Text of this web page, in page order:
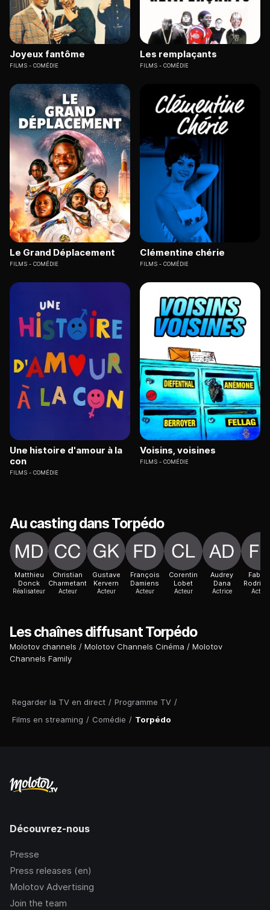
Regarder la TV en direct / Programme TV /
Films en streaming / Comédie / Torpédo
Joyeux fantôme
FILMS COMÉDIE
Les remplaçants
FILMS COMÉDIE
Le Grand Déplacement
FILMS COMÉDIE
Clémentine chérie
FILMS COMÉDIE
Une histoire d'amour à la
con
FILMS COMÉDIE
Voisins, voisines
FILMS COMÉDIE
Au casting dans Torpédo
Matthieu
Donck
Réalisateur
Christian
Charmetant
Acteur
Gustave
Kervern
Acteur
François
Damiens
Acteur
Corentin
Lobet
Acteur
Audrey
Dana
Actrice Acteur
Les chaînes diffusant Torpédo
Molotov channels Molotov Channels Cinéma
Molotov
Channels Family
Découvrez-nous
Presse
Press releases (en)
Molotov Advertising
Join the team